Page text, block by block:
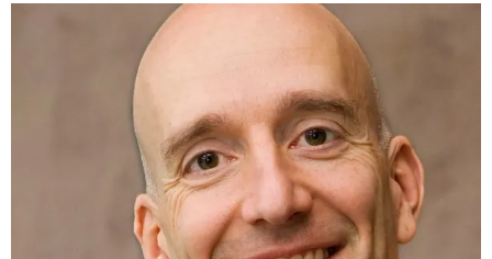
David Treleaven
Infos zur Person